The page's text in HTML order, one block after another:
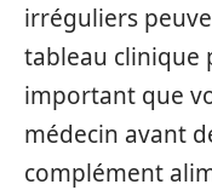
irréguliers
tableau clinique
important que
médecin avant
complément